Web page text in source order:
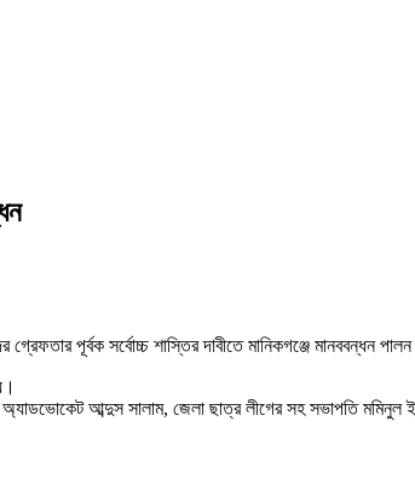
পূর্বক সর্বোচ্চ শাস্তির দাবীতে মানিকগঞ্জে মানববন্ধন
আব্দুস সালাম, জেলা ছাত্র লীগের সহ সভাপতি